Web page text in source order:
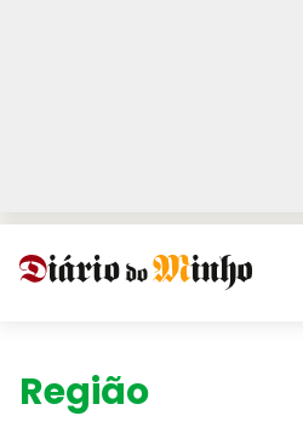
Região.